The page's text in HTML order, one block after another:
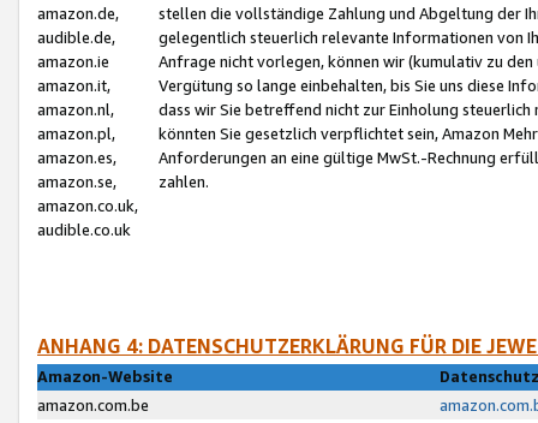
amazon.de,
audible.de,
amazon.ie
amazon.it,
amazon.nl,
amazon.pl,
amazon.es,
amazon.se,
amazon.co.uk,
audible.co.uk
stellen die vollständige Zahlung und Abgeltung der
gelegentlich steuerlich relevante Informationen von
Anfrage nicht vorlegen, können wir (kumulativ zu
Vergütung so lange einbehalten, bis Sie uns diese
dass wir Sie betreffend nicht zur Einholung
könnten Sie gesetzlich verpflichtet sein, Amazon
Anforderungen an eine gültige MwSt.-Rechnung
zahlen.
ANHANG 4: DATENSCHUTZERKLÄRUNG FÜR DIE
Amazon-Website
amazon.com.be